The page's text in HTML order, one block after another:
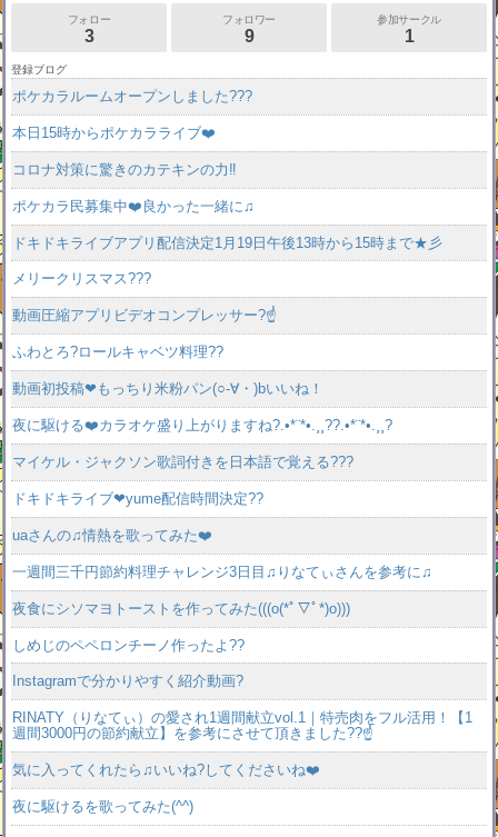
フォロー
3
フォロワー
9
参加サークル
1
登録ブログ
ポケカラルームオープンしました???
本日15時からポケカラライブ❤️
コロナ対策に驚きのカテキンの力‼️
ポケカラ民募集中❤️良かった一緒に♫
ドキドキライブアプリ配信決定1月19日午後13時から15時まで★彡
メリークリスマス???
動画圧縮アプリビデオコンプレッサー?☝️
ふわとろ?ロールキャベツ料理??
動画初投稿❤もっちり米粉パン(○-∀・)bいいね！
夜に駆ける❤️カラオケ盛り上がりますね?.•*¨*•.¸¸??.•*¨*•.¸¸?
マイケル・ジャクソン歌詞付きを日本語で覚える???
ドキドキライブ❤yume配信時間決定??
uaさんの♫情熱を歌ってみた❤️
一週間三千円節約料理チャレンジ3日目♫りなてぃさんを参考に♫
夜食にシソマヨトーストを作ってみた(((o(*ﾟ▽ﾟ*)o)))
しめじのペペロンチーノ作ったよ??
Instagramで分かりやすく紹介動画?
RINATY（りなてぃ）の愛され1週間献立vol.1｜特売肉をフル活用！【1
週間3000円の節約献立】を参考にさせて頂きました??☝️
気に入ってくれたら♫いいね?してくださいね❤️
夜に駆けるを歌ってみた(^^)